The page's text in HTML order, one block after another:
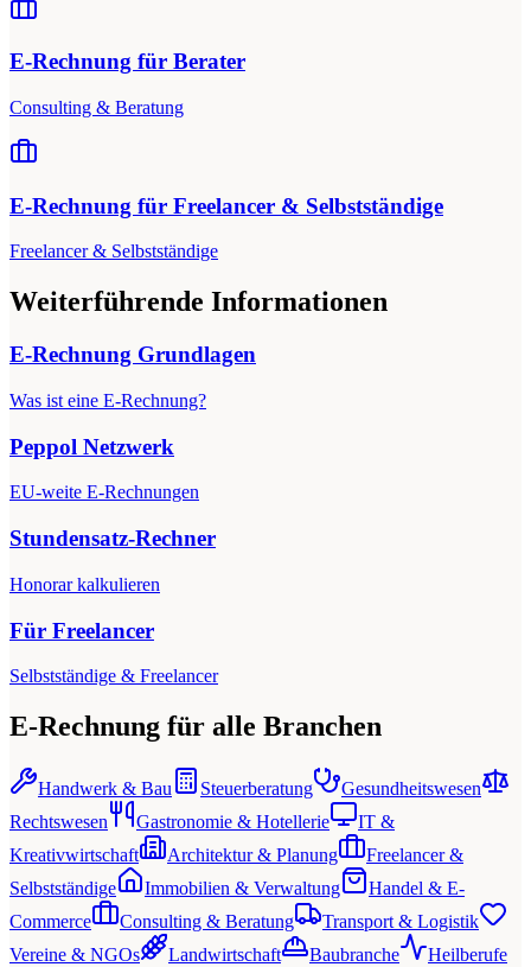
E-Rechnung für Berater
Consulting & Beratung
E-Rechnung für Freelancer & Selbstständige
Freelancer & Selbstständige
Weiterführende Informationen
E-Rechnung Grundlagen
Was ist eine E-Rechnung?
Peppol Netzwerk
EU-weite E-Rechnungen
Stundensatz-Rechner
Honorar kalkulieren
Für Freelancer
Selbstständige & Freelancer
E-Rechnung für alle Branchen
Handwerk & Bau Steuerberatung
Gesundheitswesen
Rechtswesen
Gastronomie & Hotellerie
IT &
Kreativwirtschaft
Architektur & Planung
Freelancer &
Selbstständige
Immobilien & Verwaltung
Handel & E-
Commerce
Consulting & Beratung
Transport & Logistik
Vereine & NGOs
Landwirtschaft Baubranche
Heilberufe